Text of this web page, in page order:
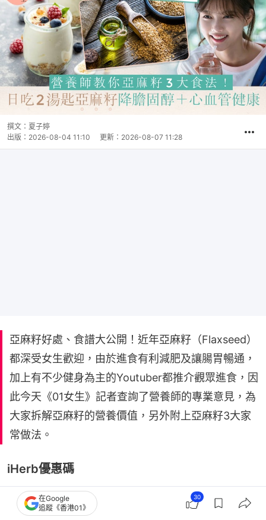
撰文： 夏子婷
出版： 2026-08-04 11:10 更新： 2026-08-07 11:28
亞麻籽好處、食譜大公開！近年亞麻籽（Flaxseed）
都深受女生歡迎，由於進食有利減肥及讓腸胃暢通，
加上有不少健身為主的Youtuber都推介觀眾進食，因
此今天《01女生》記者查詢了營養師的專業意見，為
大家拆解亞麻籽的營養價值，另外附上亞麻籽3大家
常做法。
iHerb優惠碼
88健康嘉年華｜所有用戶輸入優惠碼可享 75 折優惠
優惠期：即日起 至 2026年8月11日12AM
在Google
追蹤《香港01》
30